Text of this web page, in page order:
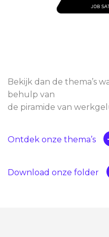
Bekijk dan de thema’s
behulp van
de piramide van
Ontdek onze thema’s
Download onze folder